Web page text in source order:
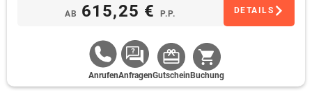
AB 615,25 € P.P. DETAILS
AnrufenAnfragenGutschein Buchung